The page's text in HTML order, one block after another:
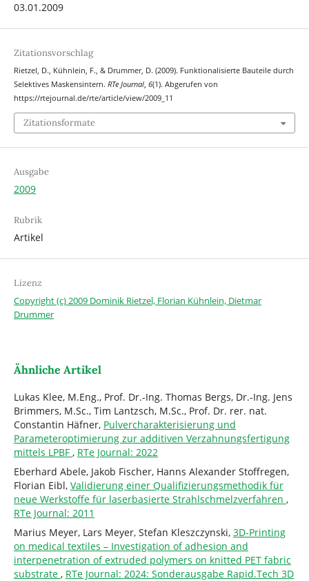
03.01.2009
Zitationsvorschlag
Rietzel, D., Kühnlein, F., & Drummer, D. (2009). Funktionalisierte Bauteile durch
Selektives Maskensintern. RTe Journal, 6(1). Abgerufen von
https://rtejournal.de/rte/article/view/2009_11
Zitationsformate
Ausgabe
2009
Rubrik
Artikel
Lizenz
Copyright (c) 2009 Dominik Rietzel, Florian Kühnlein, Dietmar
Drummer
Ähnliche Artikel
Lukas Klee, M.Eng., Prof. Dr.-Ing. Thomas Bergs, Dr.-Ing. Jens
Brimmers, M.Sc., Tim Lantzsch, M.Sc., Prof. Dr. rer. nat.
Constantin Häfner, Pulvercharakterisierung und
Parameteroptimierung zur additiven Verzahnungsfertigung
mittels LPBF , RTe Journal: 2022
Eberhard Abele, Jakob Fischer, Hanns Alexander Stoffregen,
Florian Eibl, Validierung einer Qualifizierungsmethodik für
neue Werkstoffe für laserbasierte Strahlschmelzverfahren ,
RTe Journal: 2011
Marius Meyer, Lars Meyer, Stefan Kleszczynski, 3D-Printing
on medical textiles – Investigation of adhesion and
interpenetration of extruded polymers on knitted PET fabric
substrate , RTe Journal: 2024: Sonderausgabe Rapid.Tech 3D